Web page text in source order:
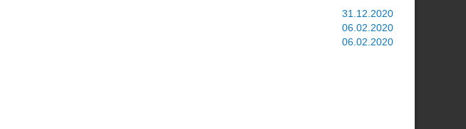
31.12.2020
06.02.2020
06.02.2020